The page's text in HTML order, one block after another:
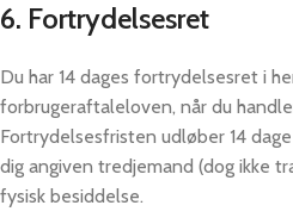
6. Fortrydelsesret
Du har 14 dages fortrydelsesret i
forbrugeraftaleloven, når du
Fortrydelsesfristen udløber 14
dig angiven tredjemand (dog ikke
fysisk besiddelse.